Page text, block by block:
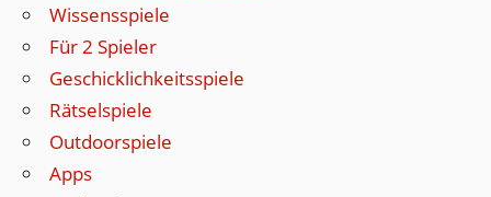
Wissensspiele
Für 2 Spieler
Geschicklichkeitsspiele
Rätselspiele
Outdoorspiele
Apps